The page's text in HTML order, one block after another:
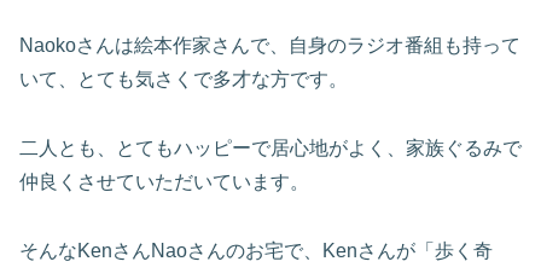
Naokoさんは絵本作家さんで、自身のラジオ番組も持って
いて、とても気さくで多才な方です。
二人とも、とてもハッピーで居心地がよく、家族ぐるみで
仲良くさせていただいています。
そんなKenさんNaoさんのお宅で、Kenさんが「歩く奇